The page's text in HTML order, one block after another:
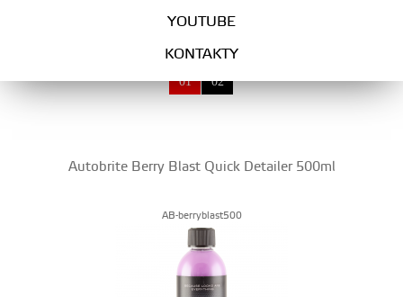
YOUTUBE
KONTAKTY
01 02
Autobrite Berry Blast Quick Detailer 500ml
AB-berryblast500